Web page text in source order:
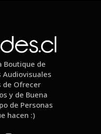
Boutique de
Audiovisuales
de Ofrecer
y de Buena
de Personas
hacen :)